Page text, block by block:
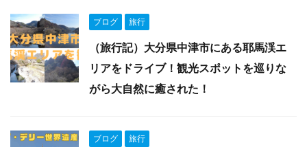
ブログ 旅行
（旅行記）大分県中津市にある耶馬渓エ
リアをドライブ！観光スポットを巡りな
がら大自然に癒された！
ブログ 旅行